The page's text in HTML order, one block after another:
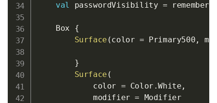
val
passwordVisibility = remember
    Box
{
Surface (color = Primary500 ,
}
Surface (
            color
= Color .White ,
            modifier
= Modifier